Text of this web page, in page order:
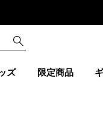
ズ 限定商品